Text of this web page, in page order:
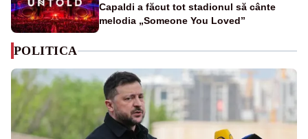
Capaldi a făcut tot stadionul să cânte
melodia „Someone You Loved”
POLITICA